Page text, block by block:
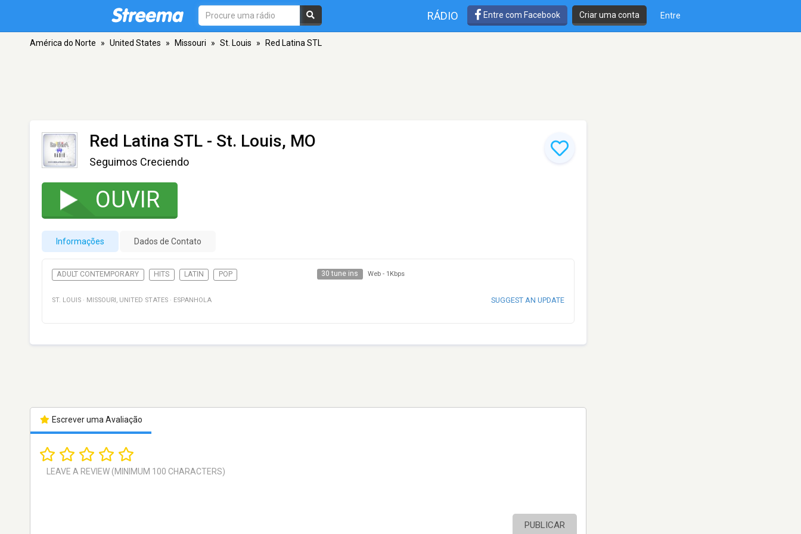
RÁDIO Entre com Facebook Criar uma conta Entre
América do Norte » United States » Missouri » St. Louis » Red Latina STL
Red Latina STL - St. Louis, MO
Seguimos Creciendo
OUVIR
Informações Dados de Contato
ADULT CONTEMPORARY HITS LATIN POP 30 tune ins Web - 1Kbps
ST. LOUIS · MISSOURI , UNITED STATES · ESPANHOLA SUGGEST AN UPDATE
Escrever uma Avaliação
PUBLICAR